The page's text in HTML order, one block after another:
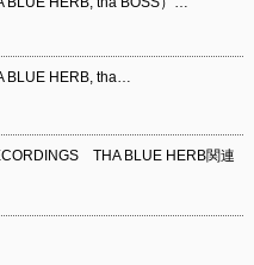
BLUE HERB, tha…
THA BLUE HERB関連